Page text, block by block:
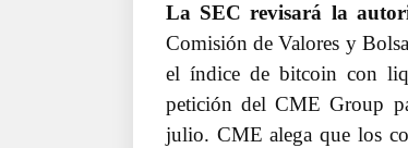
La SEC revisará la
Comisión de Valores y
el índice de bitcoin con
petición del CME Group
julio. CME alega que los